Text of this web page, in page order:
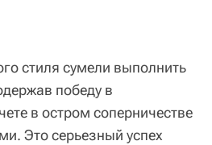
стиля сумели выполнить
победу в
в остром соперничестве
Это серьезный успех